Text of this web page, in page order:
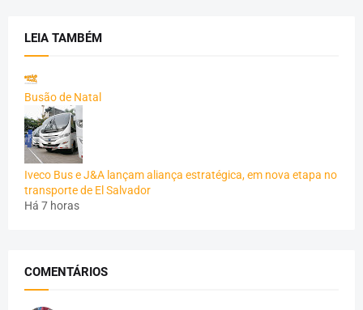
LEIA TAMBÉM
Busão de Natal
Iveco Bus e J&A lançam aliança estratégica, em nova etapa no
transporte de El Salvador
Há 7 horas
COMENTÁRIOS